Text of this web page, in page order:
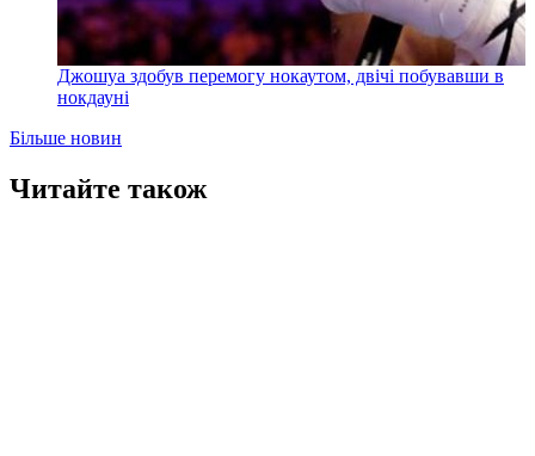
Джошуа здобув перемогу нокаутом, двічі побувавши в
нокдауні
Більше новин
Читайте також